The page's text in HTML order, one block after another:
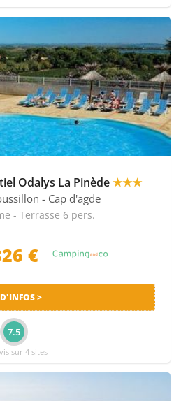
Odalys La Pinède★★★
- Cap d'agde
- Terrasse 6 pers.
€
>
7.5
sur 4 sites